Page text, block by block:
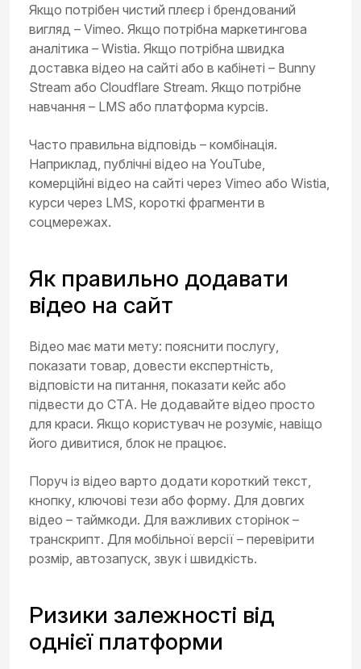
Якщо потрібен чистий плеєр і брендований
вигляд – Vimeo. Якщо потрібна маркетингова
аналітика – Wistia. Якщо потрібна швидка
доставка відео на сайті або в кабінеті – Bunny
Stream або Cloudflare Stream. Якщо потрібне
навчання – LMS або платформа курсів.
Часто правильна відповідь – комбінація.
Наприклад, публічні відео на YouTube,
комерційні відео на сайті через Vimeo або Wistia,
курси через LMS, короткі фрагменти в
соцмережах.
Як правильно додавати
відео на сайт
Відео має мати мету: пояснити послугу,
показати товар, довести експертність,
відповісти на питання, показати кейс або
підвести до CTA. Не додавайте відео просто
для краси. Якщо користувач не розуміє, навіщо
його дивитися, блок не працює.
Поруч із відео варто додати короткий текст,
кнопку, ключові тези або форму. Для довгих
відео – таймкоди. Для важливих сторінок –
транскрипт. Для мобільної версії – перевірити
розмір, автозапуск, звук і швидкість.
Ризики залежності від
однієї платформи